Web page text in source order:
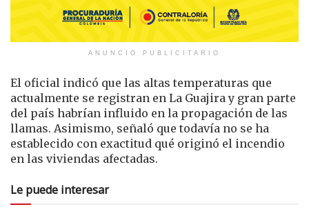
ANUNCIO PUBLICITARIO
El oficial indicó que las altas temperaturas que
actualmente se registran en La Guajira y gran parte
del país habrían influido en la propagación de las
llamas. Asimismo, señaló que todavía no se ha
establecido con exactitud qué originó el incendio
en las viviendas afectadas.
Le puede interesar